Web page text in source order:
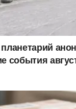
события